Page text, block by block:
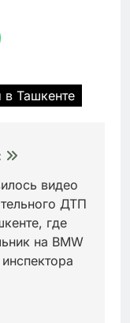
Ташкенте
видео
ДТП
где
на BMW